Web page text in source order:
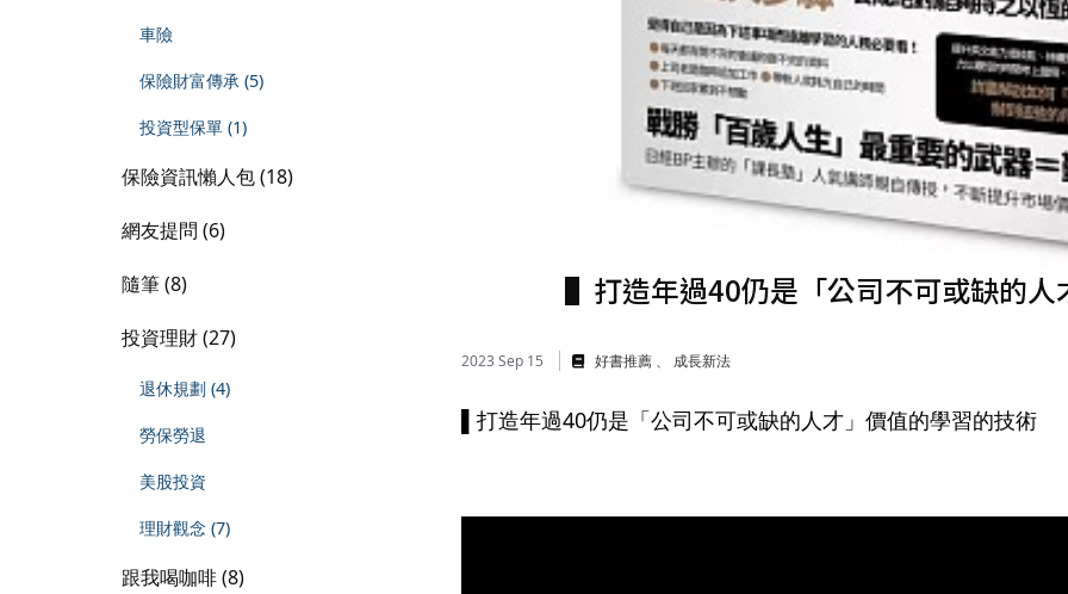
車險
保險財富傳承 (5)
投資型保單 (1)
保險資訊懶人包 (18)
網友提問 (6)
隨筆 (8)
投資理財 (27)
退休規劃 (4)
勞保勞退
美股投資
理財觀念 (7)
跟我喝咖啡 (8)
▌打造年過40仍是「公司不可或缺的人
2023 Sep 15 好書推薦 成長新法
▌打造年過40仍是「公司不可或缺的人才」價值的學習的技術